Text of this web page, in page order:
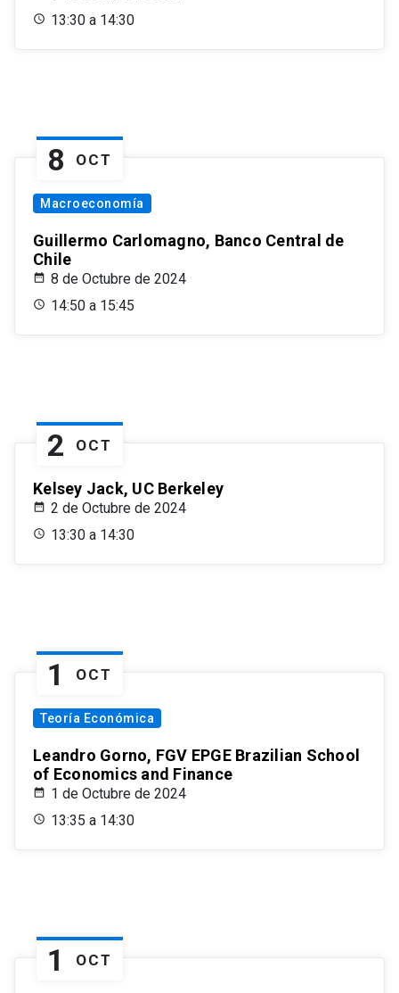
13:30 a 14:30
8 OCT
Macroeconomía
Guillermo Carlomagno, Banco Central de
Chile
8 de Octubre de 2024
14:50 a 15:45
2 OCT
Kelsey Jack, UC Berkeley
2 de Octubre de 2024
13:30 a 14:30
1 OCT
Teoría Económica
Leandro Gorno, FGV EPGE Brazilian School
of Economics and Finance
1 de Octubre de 2024
13:35 a 14:30
1 OCT